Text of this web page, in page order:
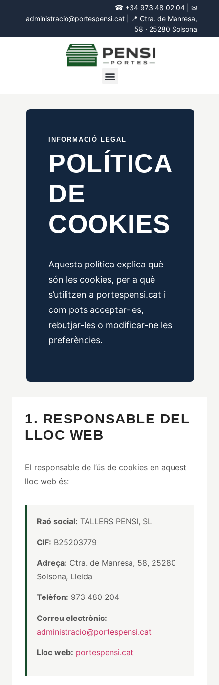
☎ +34 973 48 02 04 | ✉
administracio@portespensi.cat | 📍 Ctra. de Manresa,
58 · 25280 Solsona
INFORMACIÓ LEGAL
POLÍTICA
DE
COOKIES
Aquesta política explica què
són les cookies, per a què
s’utilitzen a portespensi.cat i
com pots acceptar-les,
rebutjar-les o modificar-ne les
preferències.
1. RESPONSABLE DEL
LLOC WEB
El responsable de l’ús de cookies en aquest
lloc web és:
Raó social: TALLERS PENSI, SL
CIF: B25203779
Adreça: Ctra. de Manresa, 58, 25280
Solsona, Lleida
Telèfon: 973 480 204
Correu electrònic:
administracio@portespensi.cat
Lloc web: portespensi.cat